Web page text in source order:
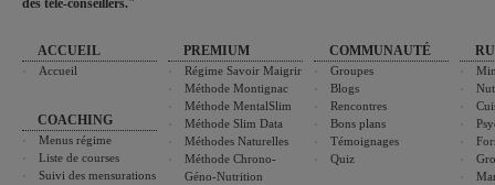
des télé-conseillers."
ACCUEIL
Accueil
COACHING
Menus régime
Liste de courses
Suivi des mensurations
PREMIUM
Régime Savoir Maigrir
Méthode Montignac
Méthode MentalSlim
Méthode Slim Data
Méthodes Naturelles
Méthode Chrono-
Géno-Nutrition
COMMUNAUTÉ
Groupes
Blogs
Rencontres
Bons plans
Témoignages
Quiz